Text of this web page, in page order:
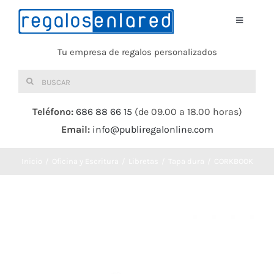
Saltar
Toggle
Tu empresa de regalos personalizados
Buscar:
Teléfono: 686 88 66 15 (de 09.00 a 18.00 horas)
Email: info@publiregalonline.com